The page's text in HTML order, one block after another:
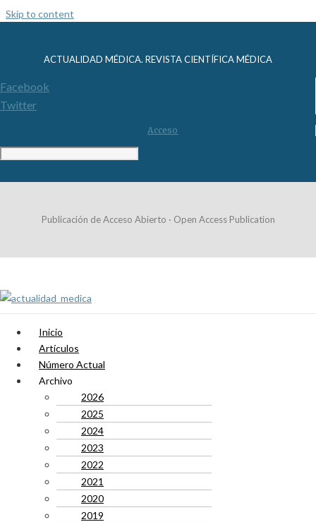
Skip to content
ACTUALIDAD MÉDICA. REVISTA CIENTÍFICA MÉDICA
Facebook
Twitter
Acceso
Publicación de Acceso Abierto · Open Access Publication
Inicio
Artículos
Número Actual
Archivo
2026
2025
2024
2023
2022
2021
2020
2019